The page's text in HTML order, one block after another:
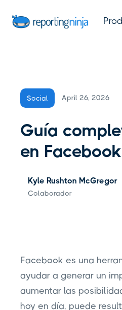
Social April 26, 2026
Guía
en Facebook
Kyle Rushton McGregor
Colaborador
Facebook es una
ayudar a generar un
aumentar las
hoy en día, puede